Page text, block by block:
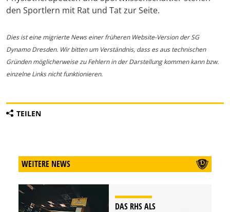
den Sportlern mit Rat und Tat zur Seite.
Dies ist eine migrierte News einer früheren Website-Version der SG
Dynamo Dresden. Wir bitten um Verständnis, dass es aus technischen
Gründen möglicherweise zu Fehlern in der Darstellung kommen kann bzw.
einzelne Links nicht funktionieren.
TEILEN
WEITERE NEWS
DAS RHS ALS